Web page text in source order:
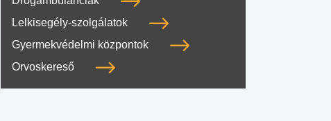
Lelkisegély-szolgálatok
Gyermekvédelmi központok
Orvoskereső